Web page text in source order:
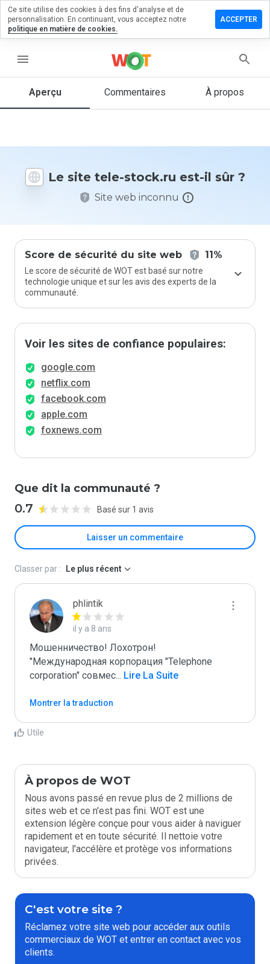
menu
Aperçu Commentaires À propos
Le site tele-stock.ru est-il sûr ?
Site web inconnu
Score de sécurité du site web 11%
Le score de sécurité de WOT est basé sur notre
technologie unique et sur les avis des experts de la
communauté.
Voir les sites de confiance populaires:
google.com
netflix.com
facebook.com
apple.com
foxnews.com
Que dit la communauté ?
0.7 Basé sur 1 avis
Laisser un commentaire
un
1 et 5
vous à ce
site ?
Classer par : Le plus récent
phlintik
il y a 8 ans
Мошенничество! Лохотрон!
"Международная корпорация "Telephone
corporation" совмес... Lire La Suite
Montrer la traduction
Utile
À propos de WOT
Nous avons passé en revue plus de 2 millions de
sites web et ce n'est pas fini. WOT est une
extension légère conçue pour vous aider à naviguer
rapidement et en toute sécurité. Il nettoie votre
navigateur, l'accélère et protège vos informations
privées.
C'est votre site ?
Réclamez votre site web pour accéder aux outils
commerciaux de WOT et entrer en contact avec vos
clients.
Ce site utilise des cookies à des fins d'analyse et de
personnalisation. En continuant, vous acceptez notre
politique en matière de cookies.
ACCEPTER